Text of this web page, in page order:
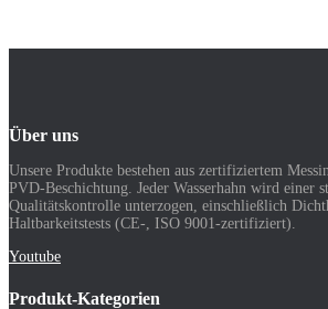
Über uns
Unsere Produkte bestehen aus zertifiziertem
PVD-Beschichtung. Jeder Wasserhahn wird einer
Qualitätskontrolle unterzogen, einschließlich
Haltbarkeitstests (CE-, ISO 9001-zertifiziert).
Youtube
Produkt-Kategorien